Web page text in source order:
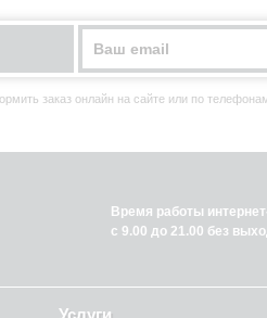
заказ онлайн на сайте или по
Время работы
с 9.00 до 21.00 без